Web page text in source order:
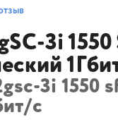
3i 1550
3i 1550
с